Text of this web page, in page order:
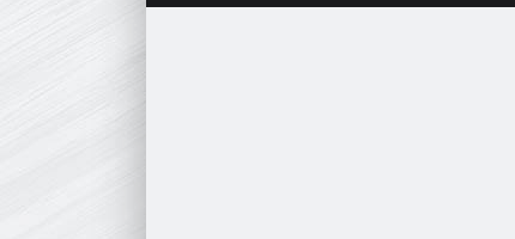
(2018)